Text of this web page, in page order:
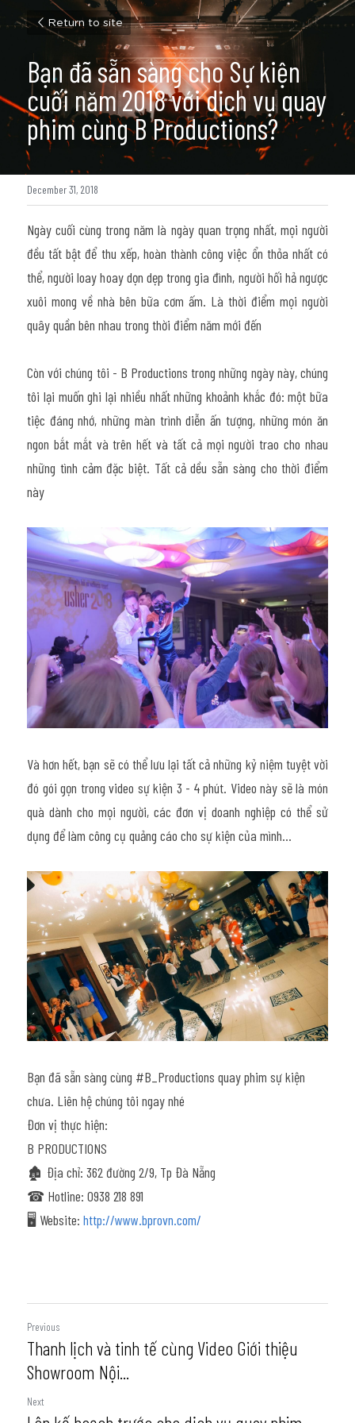
Return to site
Bạn đã sẵn sàng cho Sự kiện
cuối năm 2018 với dịch vụ quay
phim cùng B Productions?
December 31, 2018
Ngày cuối cùng trong năm là ngày quan trọng nhất, mọi người
đều tất bật để thu xếp, hoàn thành công việc ổn thỏa nhất có
thể, người loay hoay dọn dẹp trong gia đình, người hối hả ngược
xuôi mong về nhà bên bữa cơm ấm. Là thời điểm mọi người
quây quần bên nhau trong thời điểm năm mới đến
Còn với chúng tôi - B Productions trong những ngày này, chúng
tôi lại muốn ghi lại nhiều nhất những khoảnh khắc đó: một bữa
tiệc đáng nhớ, những màn trình diễn ấn tượng, những món ăn
ngon bắt mắt và trên hết và tất cả mọi người trao cho nhau
những tình cảm đặc biệt. Tất cả dều sẵn sàng cho thời điểm
này
Và hơn hết, bạn sẽ có thể lưu lại tất cả những kỷ niệm tuyệt vời
đó gói gọn trong video sự kiện 3 - 4 phút. Video này sẽ là món
quà dành cho mọi người, các đơn vị doanh nghiệp có thể sử
dụng để làm công cụ quảng cáo cho sự kiện của mình...
Bạn đã sẵn sàng cùng #B_Productions quay phim sự kiện
chưa. Liên hệ chúng tôi ngay nhé
Đơn vị thực hiện:
B PRODUCTIONS
🏚 Địa chỉ: 362 đường 2/9, Tp Đà Nẵng
☎ Hotline: 0938 218 891
🖥 Website: http://www.bprovn.com/
Previous
Thanh lịch và tinh tế cùng Video Giới thiệu
Showroom Nội...
Next